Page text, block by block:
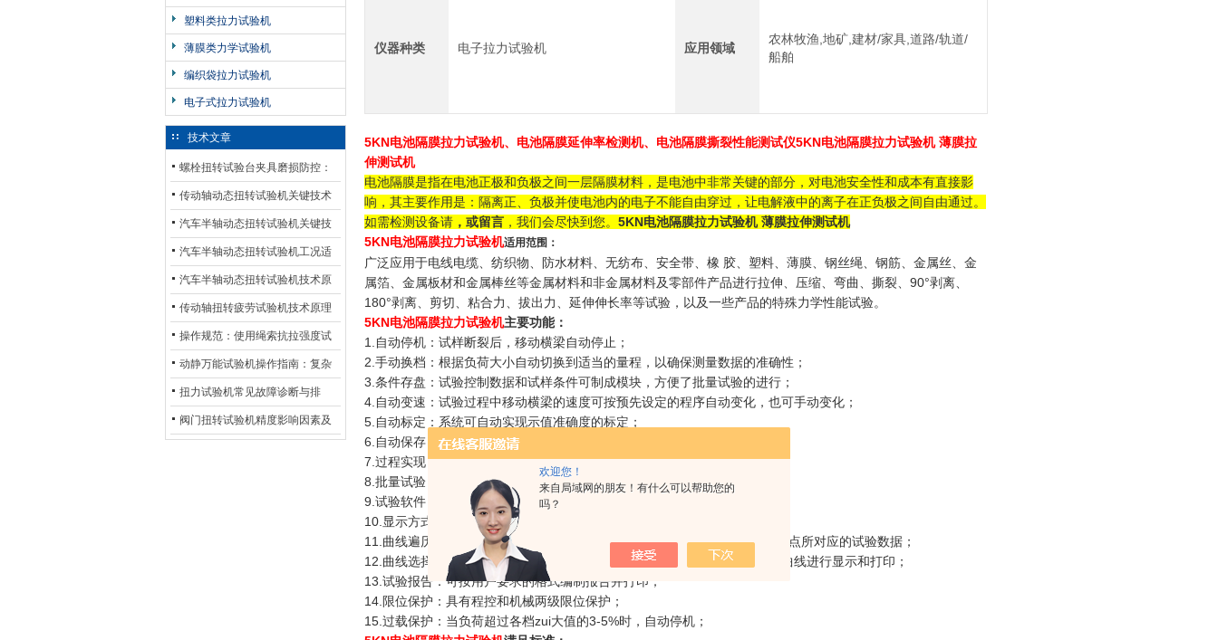
欢迎您！
来自局域网的朋友！有什么可以帮助您的
吗？
塑料类拉力试验机
薄膜类力学试验机
编织袋拉力试验机
电子式拉力试验机
技术文章
螺栓扭转试验台夹具磨损防控：
材质选型与表面处理的耐用性优
化
传动轴动态扭转试验机关键技术
及产业落地应用
汽车半轴动态扭转试验机关键技
术及产业落地应用
汽车半轴动态扭转试验机工况适
配与质控应用探析
汽车半轴动态扭转试验机技术原
理与行业应用
传动轴扭转疲劳试验机技术原理
与行业应用
操作规范：使用绳索抗拉强度试
验机的完整测试步骤
动静万能试验机操作指南：复杂
动态测试的标准化流程
扭力试验机常见故障诊断与排
除：从传感器信号异常到机械传
阀门扭转试验机精度影响因素及
仪器种类 电子拉力试验机 应用领域
农林牧渔,地矿,建材/家具,道路/轨道/
船舶
5KN电池隔膜拉力试验机、电池隔膜延伸率检测机、电池隔膜撕裂性能测试仪5KN电池隔膜拉力试验机 薄膜拉
伸测试机
电池隔膜是指在电池正极和负极之间一层隔膜材料，是电池中非常关键的部分，对电池安全性和成本有直接影
响，其主要作用是：隔离正、负极并使电池内的电子不能自由穿过，让电解液中的离子在正负极之间自由通过。
如需检测设备请 ，或留言 ，我们会尽快到您。 5KN电池隔膜拉力试验机 薄膜拉伸测试机
5KN电池隔膜拉力试验机适用范围：
广泛应用于电线电缆、纺织物、防水材料、无纺布、安全带、橡 胶、塑料、薄膜、钢丝绳、钢筋、金属丝、金
属箔、金属板材和金属棒丝等金属材料和非金属材料及零部件产品进行拉伸、压缩、弯曲、撕裂、90°剥离、
180°剥离、剪切、粘合力、拔出力、延伸伸长率等试验，以及一些产品的特殊力学性能试验。
5KN电池隔膜拉力试验机主要功能：
1.自动停机：试样断裂后，移动横梁自动停止；
2.手动换档：根据负荷大小自动切换到适当的量程，以确保测量数据的准确性；
3.条件存盘：试验控制数据和试样条件可制成模块，方便了批量试验的进行；
4.自动变速：试验过程中移动横梁的速度可按预先设定的程序自动变化，也可手动变化；
5.自动标定：系统可自动实现示值准确度的标定；
6.自动保存：试验结束，试验数据和曲线自动保存；
7.过程实现：试验过程、测量、显示和分析等均由微机完成；
8.批量试验：对相同参数的试样，一次设定后可顺次完成；
9.试验软件：中文WINDOWS界面，菜单提示，鼠标操作；
10.显示方式：数据和曲线随试验过程动态显示；
11.曲线遍历：试验完成后，可对曲线进行再分析，用鼠标可找到曲线上任一点所对应的试验数据；
12.曲线选择：可根据需要选择应力-应变、力-位移、力-时间、位移-时间等曲线进行显示和打印；
13.试验报告：可按用户要求的格式编制报告并打印；
14.限位保护：具有程控和机械两级限位保护；
15.过载保护：当负荷超过各档zui大值的3-5%时，自动停机；